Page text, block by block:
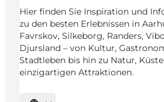
Hier finden Sie Inspiration und
zu den besten Erlebnissen in
Favrskov, Silkeborg, Randers,
Djursland – von Kultur,
Stadtleben bis hin zu Natur,
einzigartigen Attraktionen.